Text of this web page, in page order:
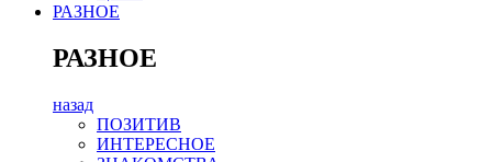
РАЗНОЕ
РАЗНОЕ
назад
ПОЗИТИВ
ИНТЕРЕСНОЕ